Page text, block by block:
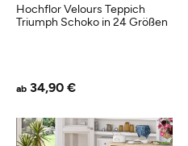
Hochflor Velours Teppich
Triumph Schoko in 24 Größen
ab 34,90 €